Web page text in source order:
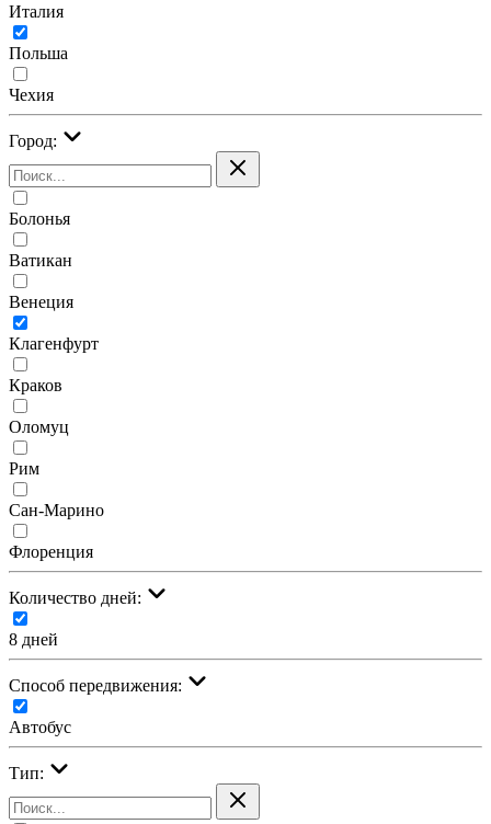
Италия
Польша
Чехия
Город:
Болонья
Ватикан
Венеция
Клагенфурт
Краков
Оломуц
Рим
Сан-Марино
Флоренция
Количество дней:
8 дней
Cпособ передвижения:
Автобус
Тип: